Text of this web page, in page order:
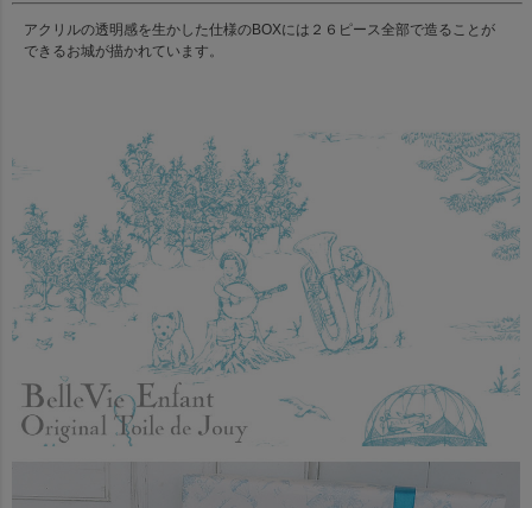
アクリルの透明感を生かした仕様のBOXには２６ピース全部で造ることが
できるお城が描かれています。